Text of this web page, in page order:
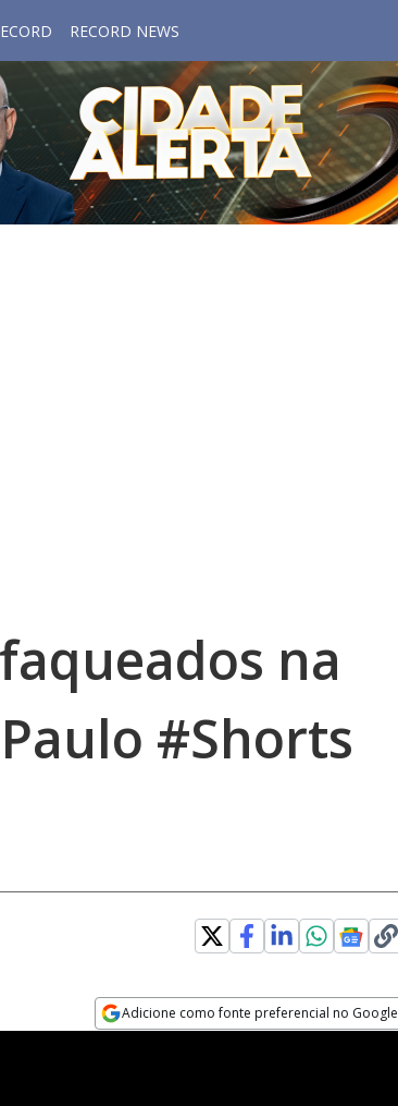
RECORD NEWS
na
#Shorts
Adicione como fonte preferencial no Google